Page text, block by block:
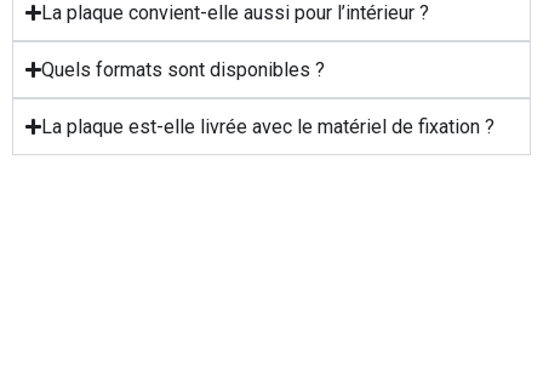
La plaque convient-elle aussi pour l’intérieur ?
Quels formats sont disponibles ?
La plaque est-elle livrée avec le matériel de fixation ?